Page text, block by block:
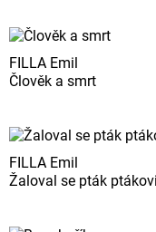
FILLA Emil
Člověk a smrt
FILLA Emil
Žaloval se pták ptákovi